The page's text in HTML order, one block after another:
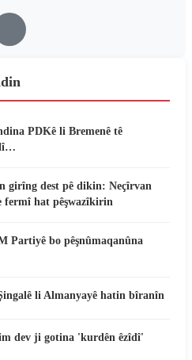
PDKê li Bremenê tê
girîng dest pê dikin: Neçîrvan
fermî hat pêşwazîkirin
Partiyê bo pêşnûmaqanûna
li Almanyayê hatin bîranîn
dev ji gotina 'kurdên êzîdî'